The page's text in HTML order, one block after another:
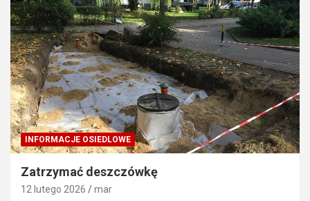
INFORMACJE OSIEDLOWE
Zatrzymać deszczówkę
12 lutego 2026 mar